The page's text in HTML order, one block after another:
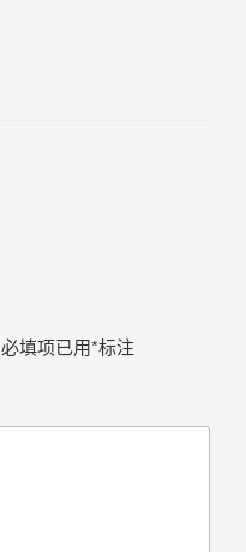
必填项已用*标注